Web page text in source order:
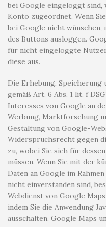
bei Google eingeloggt
Konto zugeordnet. Wenn
bei Google nicht wünschen,
des Buttons ausloggen.
für nicht eingeloggte
diese aus.
Die Erhebung,
gemäß Art. 6 Abs. 1 lit. f
Interesses von Google an
Werbung, Marktforschung
Gestaltung von Google-
Widerspruchsrecht gegen
zu, wobei Sie sich für
müssen. Wenn Sie mit der
Daten an Google im
nicht einverstanden sind,
Webdienst von Google
indem Sie die Anwendung
ausschalten. Google Maps